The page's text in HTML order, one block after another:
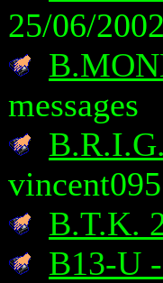
25/06/
messages
B.T.K.
B13-U